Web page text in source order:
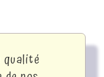
qualité